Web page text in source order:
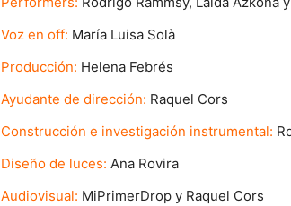
Voz en off: María Luisa Solà
Producción: Helena Febrés
Ayudante de dirección: Raquel Cors
Construcción e investigación instrumental:
Diseño de luces: Ana Rovira
Audiovisual: MiPrimerDrop y Raquel Cors